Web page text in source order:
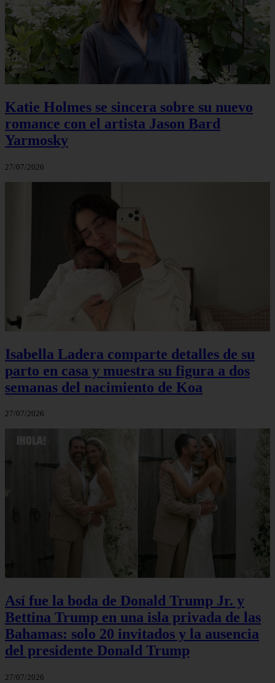
Katie Holmes se sincera sobre su nuevo
romance con el artista Jason Bard
Yarmosky
27/07/2026
Isabella Ladera comparte detalles de su
parto en casa y muestra su figura a dos
semanas del nacimiento de Koa
27/07/2026
Así fue la boda de Donald Trump Jr. y
Bettina Trump en una isla privada de las
Bahamas: solo 20 invitados y la ausencia
del presidente Donald Trump
27/07/2026